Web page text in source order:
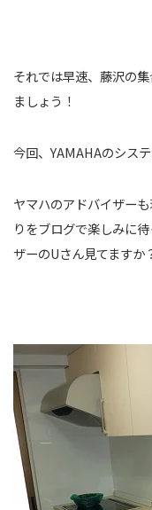
それでは早速、藤沢の
ましょう！
今回、YAMAHAのシス
ヤマハのアドバイザー
りをブログで楽しみに
ザーのUさん